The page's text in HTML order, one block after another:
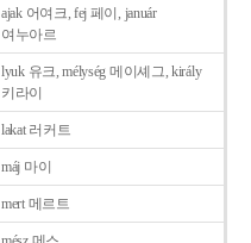
ajak 어여크, fej 페이, január
여누아르
lyuk 유크, mélység 메이셰그, király
키라이
lakat 러커트
máj 마이
mert 메르트